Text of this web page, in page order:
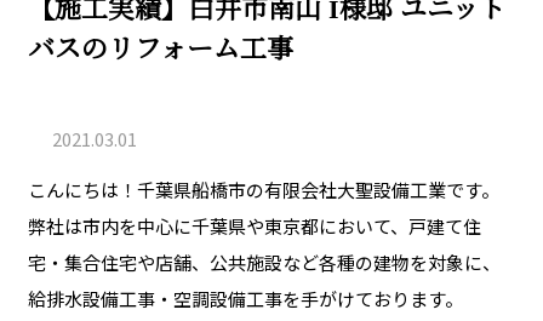
【施工実績】白井市南山 I様邸 ユニット
バスのリフォーム工事
2021.03.01
こんにちは！千葉県船橋市の有限会社大聖設備工業です。
弊社は市内を中心に千葉県や東京都において、戸建て住
宅・集合住宅や店舗、公共施設など各種の建物を対象に、
給排水設備工事・空調設備工事を手がけております。